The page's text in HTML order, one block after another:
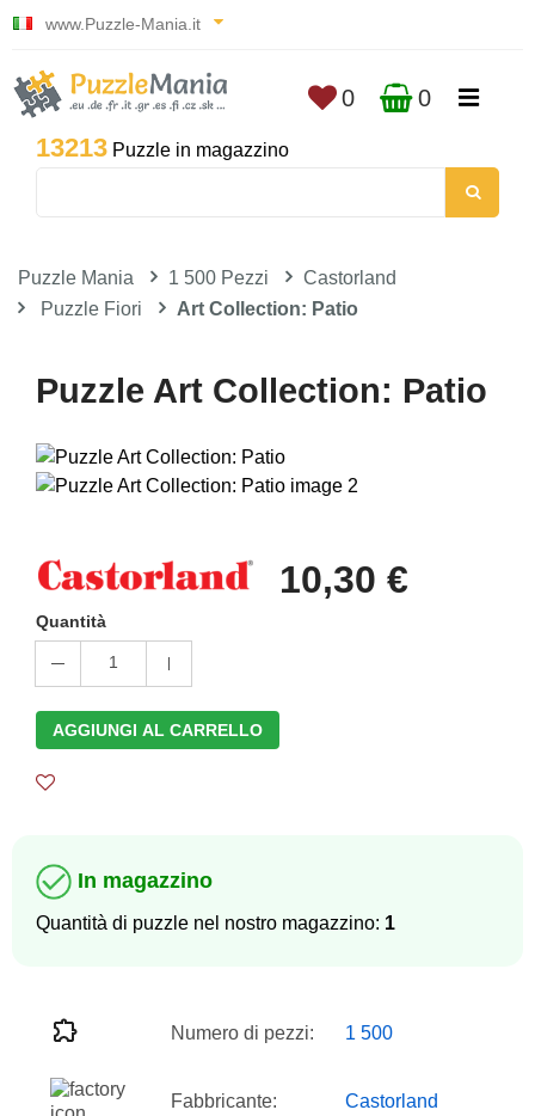
www.Puzzle-Mania.it
13213 Puzzle in magazzino
0 0
Puzzle Mania 1 500 Pezzi
Castorland
Puzzle Fiori
Art Collection: Patio
Puzzle Art Collection: Patio
10,30 €
Quantità
1
AGGIUNGI AL CARRELLO
In magazzino
Quantità di puzzle nel nostro magazzino: 1
Numero di pezzi: 1 500
Fabbricante: Castorland